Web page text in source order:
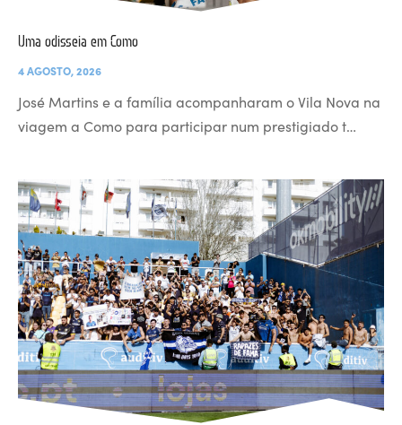
Uma odisseia em Como
4 AGOSTO, 2026
José Martins e a família acompanharam o Vila Nova na
viagem a Como para participar num prestigiado t…